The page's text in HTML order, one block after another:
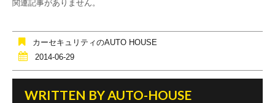
o
o
k
関連記事がありません。
カーセキュリティのAUTO HOUSE
2014-06-29
WRITTEN BY AUTO-HOUSE